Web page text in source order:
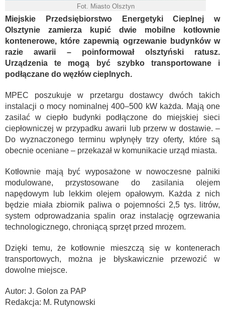
Fot. Miasto Olsztyn
Miejskie Przedsiębiorstwo Energetyki Cieplnej w
Olsztynie zamierza kupić dwie mobilne kotłownie
kontenerowe, które zapewnią ogrzewanie budynków w
razie awarii – poinformował olsztyński ratusz.
Urządzenia te mogą być szybko transportowane i
podłączane do węzłów cieplnych.
MPEC poszukuje w przetargu dostawcy dwóch takich
instalacji o mocy nominalnej 400–500 kW każda. Mają one
zasilać w ciepło budynki podłączone do miejskiej sieci
ciepłowniczej w przypadku awarii lub przerw w dostawie. –
Do wyznaczonego terminu wpłynęły trzy oferty, które są
obecnie oceniane – przekazał w komunikacie urząd miasta.
Kotłownie mają być wyposażone w nowoczesne palniki
modulowane, przystosowane do zasilania olejem
napędowym lub lekkim olejem opałowym. Każda z nich
będzie miała zbiornik paliwa o pojemności 2,5 tys. litrów,
system odprowadzania spalin oraz instalację ogrzewania
technologicznego, chroniącą sprzęt przed mrozem.
Dzięki temu, że kotłownie mieszczą się w kontenerach
transportowych, można je błyskawicznie przewozić w
dowolne miejsce.
Autor: J. Golon za PAP
Redakcja: M. Rutynowski